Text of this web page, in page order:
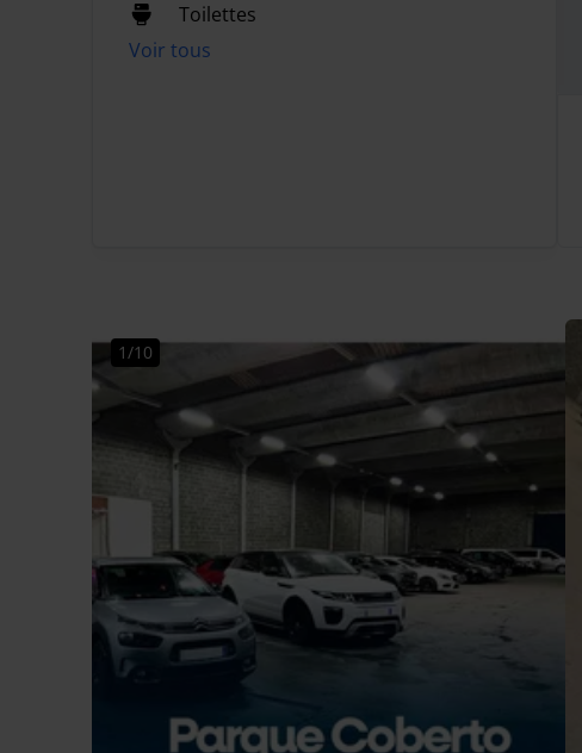
Toilettes
Voir tous
1/10